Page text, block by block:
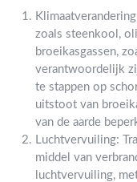
zoals steenkool,
broeikasgassen,
verantwoordelijk
te stappen op
uitstoot van
van de aarde
Luchtvervuiling:
middel van
luchtvervuiling,